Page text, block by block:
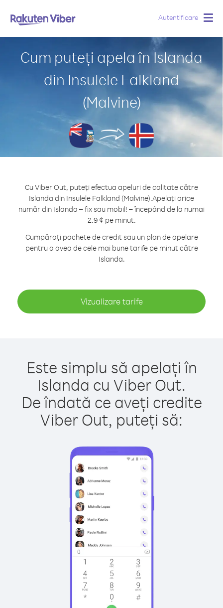
Autentificare
Cum puteți apela în Islanda
din Insulele Falkland
(Malvine)
Cu Viber Out, puteți efectua apeluri de calitate către
Islanda din Insulele Falkland (Malvine).Apelați orice
număr din Islanda – fix sau mobil! – începând de la numai
2.9 ¢ pe minut.
Cumpărați pachete de credit sau un plan de apelare
pentru a avea de cele mai bune tarife pe minut către
Islanda.
Vizualizare tarife
Este simplu să apelați în
Islanda cu Viber Out.
De îndată ce aveți credite
Viber Out, puteți să: